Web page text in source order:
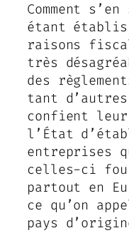
Comment
étant
raisons
très
des
tant
confient leur
l’État
entreprises
celles-ci
partout en
ce qu’on
pays